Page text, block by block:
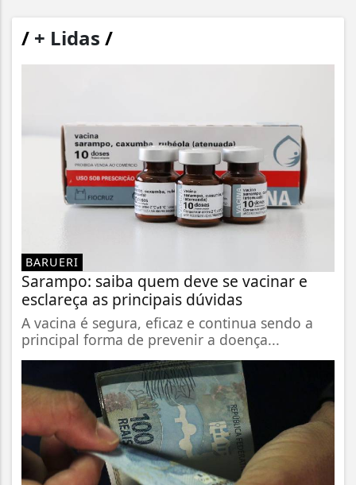
/ + Lidas /
BARUERI
Sarampo: saiba quem deve se vacinar e
esclareça as principais dúvidas
A vacina é segura, eficaz e continua sendo a
principal forma de prevenir a doença...